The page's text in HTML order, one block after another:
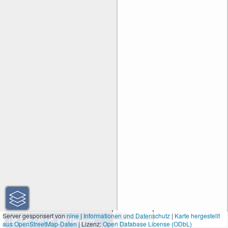
30 m
100 ft
Server gesponsert vonnine|Informationen und Datenschutz | Karte hergestellt
aus OpenStreetMap-Daten| Lizenz:Open Database License (ODbL)